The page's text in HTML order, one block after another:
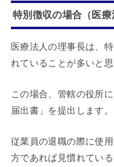
特別徴収の場合（医療
医療法人の理事長は、
れていることが多いと思
この場合、管轄の役所
届出書」を提出します。
従業員の退職の際に使
方であれば見慣れてい